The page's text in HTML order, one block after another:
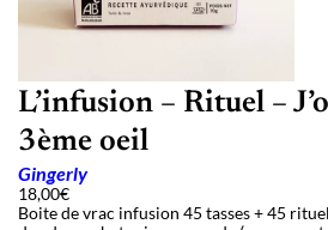
L’infusion – Rituel –
3ème oeil
Gingerly
18,00€
Boite de vrac infusion 45 tasses + 45